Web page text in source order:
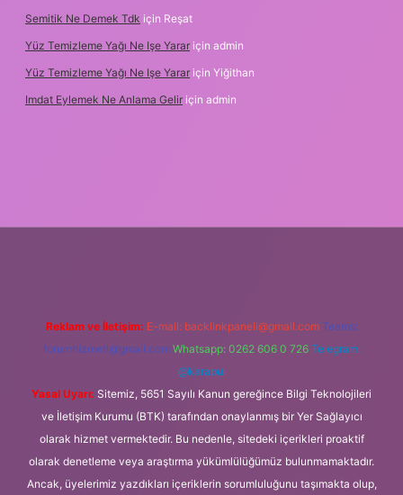
Semitik Ne Demek Tdk için Reşat
Yüz Temizleme Yağı Ne Işe Yarar için admin
Yüz Temizleme Yağı Ne Işe Yarar için Yiğithan
Imdat Eylemek Ne Anlama Gelir için admin
Reklam ve İletişim: E-mail: backlinkpaneli@gmail.com Teams:
forumhizmeti@gmail.com Whatsapp: 0262 606 0 726 Telegram:
@karabul
Yasal Uyarı: Sitemiz, 5651 Sayılı Kanun gereğince Bilgi Teknolojileri
ve İletişim Kurumu (BTK) tarafından onaylanmış bir Yer Sağlayıcı
olarak hizmet vermektedir. Bu nedenle, sitedeki içerikleri proaktif
olarak denetleme veya araştırma yükümlülüğümüz bulunmamaktadır.
Ancak, üyelerimiz yazdıkları içeriklerin sorumluluğunu taşımakta olup,